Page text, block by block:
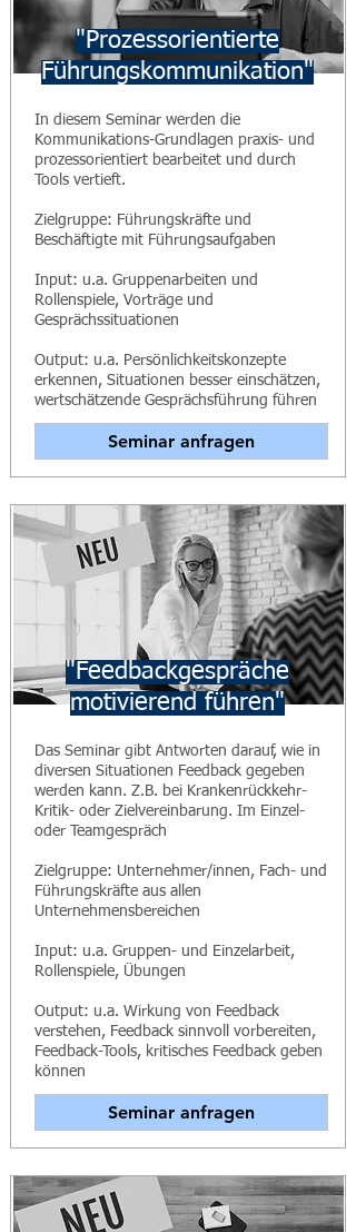
"Prozessorientierte
Führungskommunikation"
In diesem Seminar werden die
Kommunikations-Grundlagen praxis- und
prozessorientiert bearbeitet und durch
Tools vertieft.
Zielgruppe: Führungskräfte und
Beschäftigte mit Führungsaufgaben
Input: u.a. Gruppenarbeiten und
Rollenspiele, Vorträge und
Gesprächssituationen
Output: u.a. Persönlichkeitskonzepte
erkennen, Situationen besser einschätzen,
wertschätzende Gesprächsführung führen
Seminar anfragen
"Feedbackgespräche
motivierend führen"
Das Seminar gibt Antworten darauf, wie in
diversen Situationen Feedback gegeben
werden kann. Z.B. bei Krankenrückkehr-
Kritik- oder Zielvereinbarung. Im Einzel-
oder Teamgespräch
Zielgruppe: Unternehmer/innen, Fach- und
Führungskräfte aus allen
Unternehmensbereichen
Input: u.a. Gruppen- und Einzelarbeit,
Rollenspiele, Übungen
Output: u.a. Wirkung von Feedback
verstehen, Feedback sinnvoll vorbereiten,
Feedback-Tools, kritisches Feedback geben
können
Seminar anfragen